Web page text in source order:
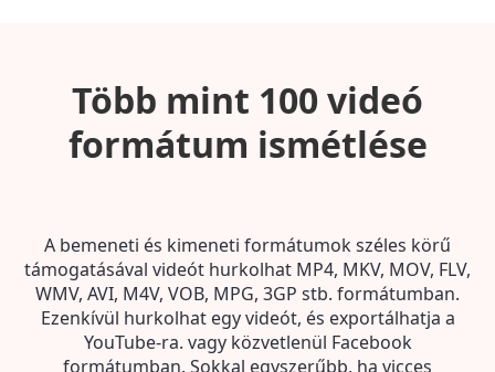
Több mint 100 videó
formátum ismétlése
A bemeneti és kimeneti formátumok széles körű
támogatásával videót hurkolhat MP4, MKV, MOV, FLV,
WMV, AVI, M4V, VOB, MPG, 3GP stb. formátumban.
Ezenkívül hurkolhat egy videót, és exportálhatja a
YouTube-ra. vagy közvetlenül Facebook
formátumban. Sokkal egyszerűbb, ha vicces